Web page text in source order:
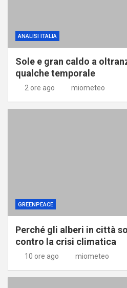
ANALISI ITALIA
Sole e gran caldo a
qualche temporale
2 ore ago miometeo
GREENPEACE
Perché gli alberi in città
contro la crisi climatica
10 ore ago miometeo